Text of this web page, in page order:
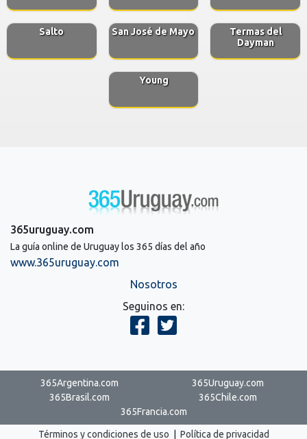
Salto San José de Mayo
Termas del
Dayman
Young
365uruguay.com
La guía online de Uruguay los 365 días del año
www.365uruguay.com
Nosotros
Seguinos en:
365Argentina.com
365Uruguay.com
365Brasil.com
365Chile.com
365Francia.com
Términos y condiciones de uso Política de privacidad